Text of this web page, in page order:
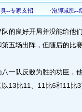
良好开局并没能给他们
五场出阵，但随后的比
队反败为胜的功臣，
13比11、11比6和11比